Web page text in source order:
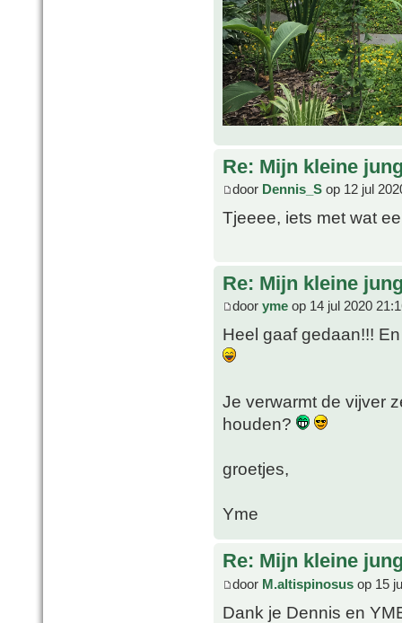
Re: Mijn kleine
door Dennis_S op 12 jul
Tjeeee, iets met wat
Re: Mijn kleine
door yme op 14 jul 2020
Heel gaaf gedaan!!!
Je verwarmt de vijver
houden?
groetjes,
Yme
Re: Mijn kleine
door M.altispinosus op 15
Dank je Dennis en